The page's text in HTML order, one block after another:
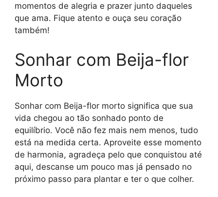
momentos de alegria e prazer junto daqueles
que ama. Fique atento e ouça seu coração
também!
Sonhar com Beija-flor
Morto
Sonhar com Beija-flor morto significa que sua
vida chegou ao tão sonhado ponto de
equilíbrio. Você não fez mais nem menos, tudo
está na medida certa. Aproveite esse momento
de harmonia, agradeça pelo que conquistou até
aqui, descanse um pouco mas já pensado no
próximo passo para plantar e ter o que colher.